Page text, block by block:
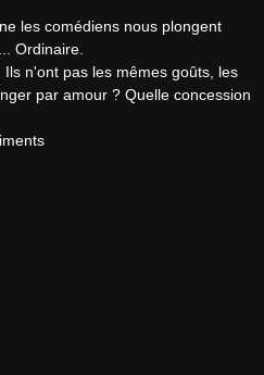
les comédiens nous plongent
Ordinaire.
n'ont pas les mêmes goûts, les
par amour ? Quelle concession